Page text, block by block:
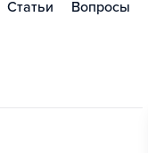
Статьи Вопросы